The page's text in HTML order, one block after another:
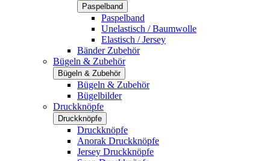
Paspelband
Paspelband
Unelastisch / Baumwolle
Elastisch / Jersey
Bänder Zubehör
Bügeln & Zubehör
Bügeln & Zubehör
Bügeln & Zubehör
Bügelbilder
Druckknöpfe
Druckknöpfe
Druckknöpfe
Anorak Druckknöpfe
Jersey Druckknöpfe